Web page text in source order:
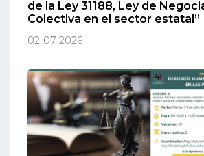
de la Ley 31188, Ley de
Colectiva en el sector estatal”
02-07-2026